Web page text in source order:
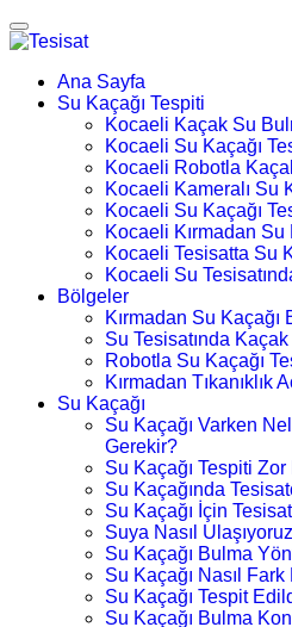
Ana Sayfa
Su Kaçağı Tespiti
Kocaeli Kaçak Su
Kocaeli Su Kaçağı
Kocaeli Robotla
Kocaeli Kameralı Su
Kocaeli Su Kaçağı
Kocaeli Kırmadan Su
Kocaeli Tesisatta Su
Kocaeli Su
Bölgeler
Kırmadan Su Kaçağı
Su Tesisatında
Robotla Su Kaçağı
Kırmadan Tıkanıklık
Su Kaçağı
Su Kaçağı Varken
Gerekir?
Su Kaçağı Tespiti
Su Kaçağında
Su Kaçağı İçin
Suya Nasıl
Su Kaçağı Bulma
Su Kaçağı Nasıl
Su Kaçağı Tespit
Su Kaçağı Bulma